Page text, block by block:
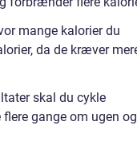
mange kalorier du
da de kræver
skal du cykle
gange om ugen